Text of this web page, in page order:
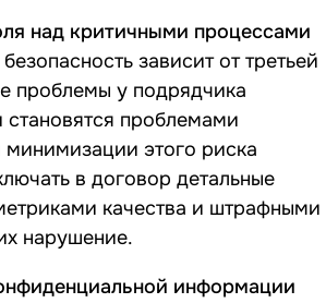
над критичными процессами
зависит от третьей
проблемы у подрядчика
становятся проблемами
минимизации этого риска
в договор детальные
качества и штрафными
нарушение.
информации